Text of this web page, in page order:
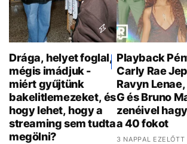
Drága, helyet foglal,
mégis imádjuk -
miért gyűjtünk
bakelitlemezeket, és
hogy lehet, hogy a
streaming sem tudta
megölni?
Playback
Carly Rae
Ravyn
G és Bruno
zenéivel
a 40 fokot
3 NAPPAL EZELŐTT